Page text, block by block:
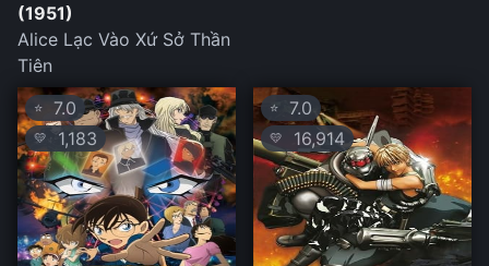
(1951)
Alice Lạc Vào Xứ Sở Thần
Tiên
⭐ 7.0
💛 1,183
⭐ 7.0
💛 16,914